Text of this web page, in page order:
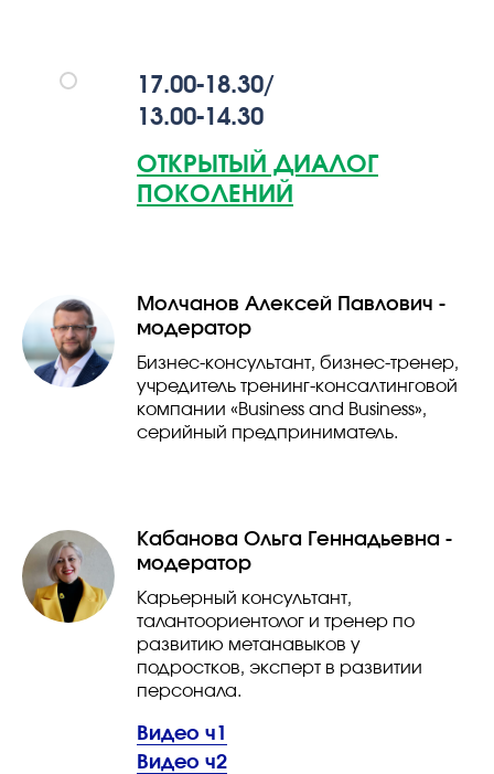
17.00-18.30/
13.00-14.30
ОТКРЫТЫЙ ДИАЛОГ
ПОКОЛЕНИЙ
Молчанов Алексей Павлович -
модератор
Бизнес-консультант, бизнес-тренер,
учредитель тренинг-консалтинговой
компании «Business and Business»,
серийный предприниматель.
Кабанова Ольга Геннадьевна -
модератор
Карьерный консультант,
талантоориентолог и тренер по
развитию метанавыков у
подростков, эксперт в развитии
персонала.
Видео ч1
Видео ч2